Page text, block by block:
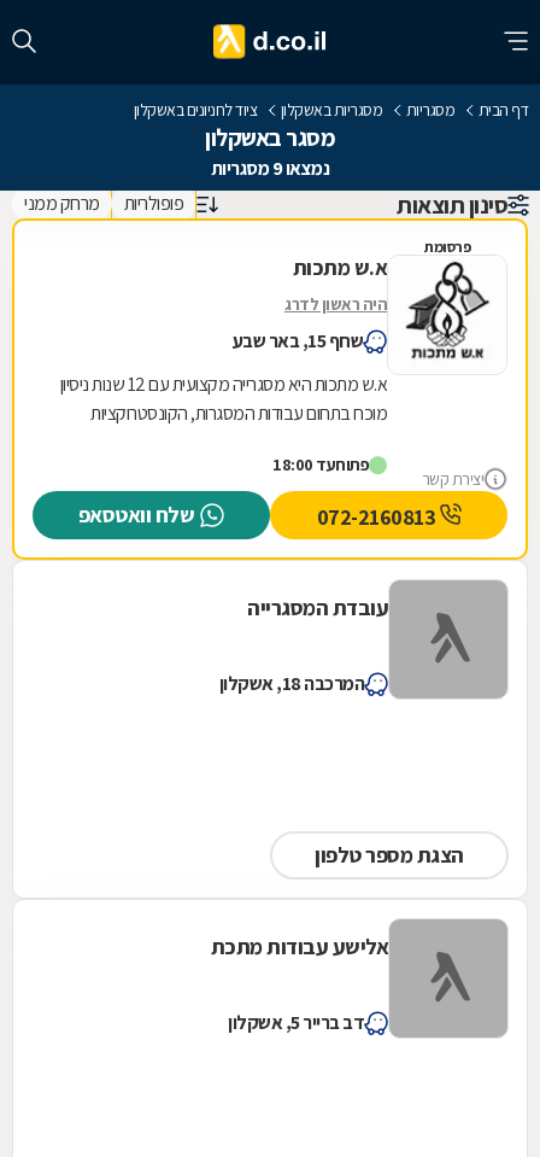
דף הבית מסגריות מסגריות באשקלון ציוד לחניונים באשקלון
מסגר באשקלון
נמצאו 9 מסגריות
סינון תוצאות פופולריות מרחק ממני
פרסומת
יצירת קשר
א.ש מתכות
היה ראשון לדרג
שחף 15, באר שבע
א.ש מתכות היא מסגרייה מקצועית עם 12 שנות ניסיון
מוכח בתחום עבודות המסגרות, הקונסטרוקציות
והאלומיניום...
פתוחעד 18:00
שלח וואטסאפ
עובדת המסגרייה
המרכבה 18, אשקלון
הצגת מספר טלפון
אלישע עבודות מתכת
דב ברייר 5, אשקלון